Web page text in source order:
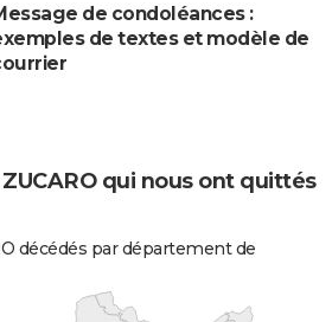
de condoléances :
de textes et modèle de
qui nous ont quittés
décédés par département de